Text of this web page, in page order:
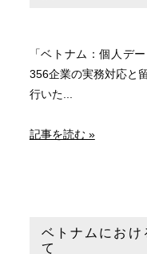
「ベトナム：個人デ
356企業の実務対応と
行いた...
記事を読む »
ベトナムにおけ
て